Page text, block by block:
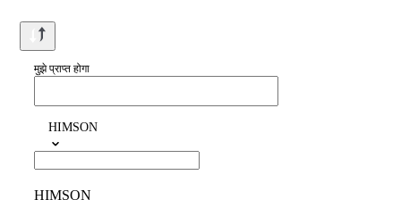
मुझे प्राप्त होगा
HIMSON
HIMSON